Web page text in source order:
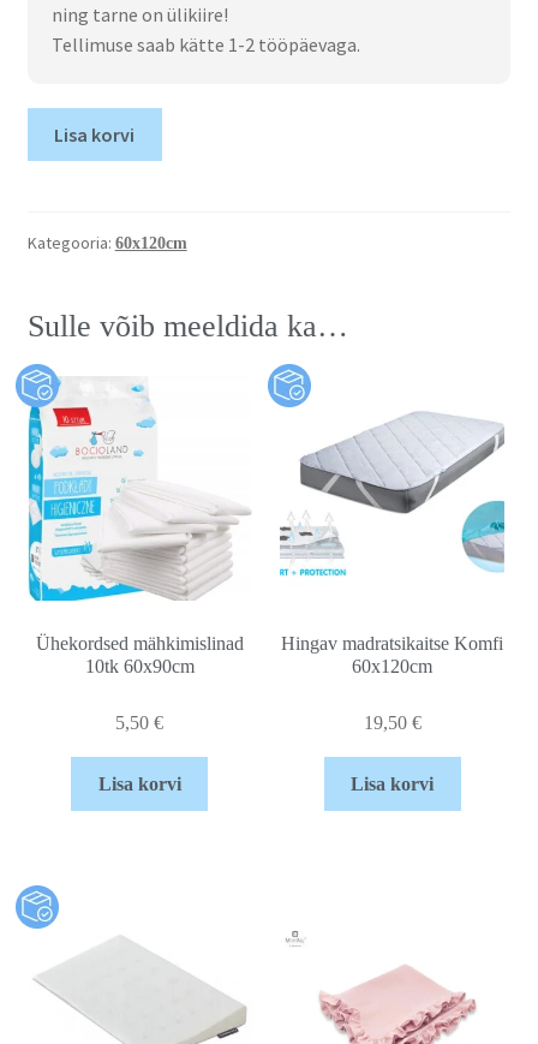
ning tarne on ülikiire!
Tellimuse saab kätte 1-2 tööpäevaga.
Lisa korvi
Kategooria: 60x120cm
Sulle võib meeldida ka…
Ühekordsed mähkimislinad
10tk 60x90cm
5,50€
Lisa korvi
Hingav madratsikaitse Komfi
60x120cm
19,50 €
Lisa korvi